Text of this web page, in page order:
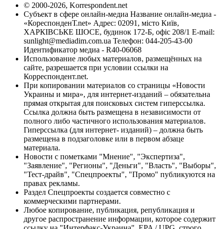
© 2000-2026, Korrespondent.net
Субъект в сфере онлайн-медиа Название онлайн-медиа -
«КореспонденТ.net» Адрес: 02091, місто Київ,
ХАРКІВСЬКЕ ШОСЕ, будинок 172-Б, офіс 208/1 E-mail:
sunlight@mediadim.com.ua Телефон: 044-205-43-00
Идентификатор медиа - R40-06068
Использование любых материалов, размещённых на
сайте, разрешается при условии ссылки на
Корреспондент.net.
При копировании материалов со страницы «Новости
Украины и мира», для интернет-изданий – обязательна
прямая открытая для поисковых систем гиперссылка.
Ссылка должна быть размещена в независимости от
полного либо частичного использования материалов.
Гиперссылка (для интернет- изданий) – должна быть
размещена в подзаголовке или в первом абзаце
материала.
Новости с пометками "Мнение", "Экспертиза",
"Заявление", "Регионы", "Деньги", "Власть", "Выборы",
"Тест-драйв", "Спецпроекты", "Промо" публикуются на
правах рекламы.
Раздел Спецпроекты создается совместно с
коммерческими партнерами.
Любое копирование, публикация, републикация и
другое распространение информации, которое содержит